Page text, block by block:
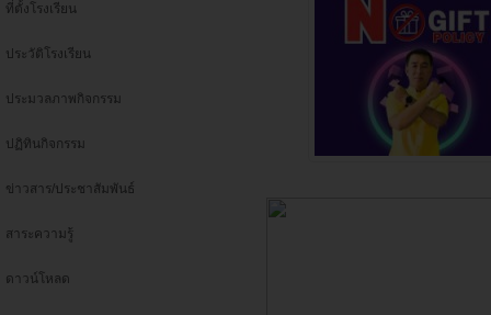
ที่ตั้งโรงเรียน
ประวัติโรงเรียน
ประมวลภาพกิจกรรม
ปฏิทินกิจกรรม
ข่าวสาร/ประชาสัมพันธ์
สาระความรู้
ดาวน์โหลด